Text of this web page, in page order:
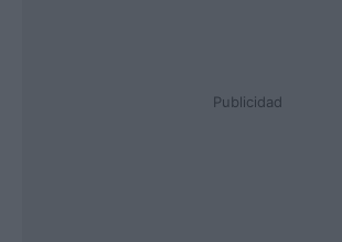
Publicidad